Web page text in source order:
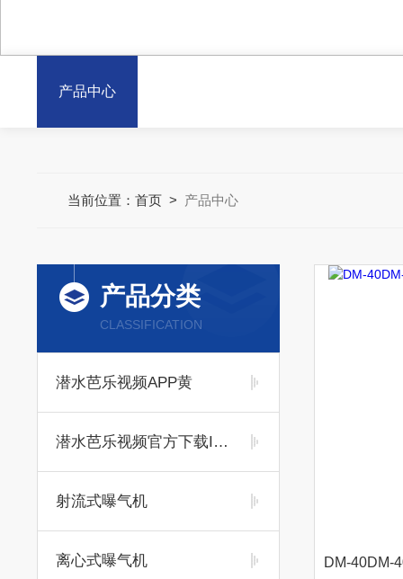
产品中心
当前位置： 首页> 产品中心
产品分类
CLASSIFICATION
潜水芭乐视频APP黄
潜水芭乐视频官方下载IOS
射流式曝气机
离心式曝气机